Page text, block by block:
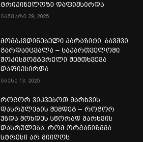
ტრიქინელოზი დაფიქსირდა
იანვარი 29, 2025
მომაკვდინებელი პარაზიტი, ბავშვი
გარდაიცვალა – საქართველოში
შოკისმომგვრელი შემთხვევა
დაფიქსირდა
მაისი 13, 2025
როგორ ვიკვებოთ მარხვის
დასრულების შემდეგ – როგორ
უნდა მოხდეს სწორად მარხვის
დასრულება, რომ ორგანიზმმა
სტრესი არ მიიღოს